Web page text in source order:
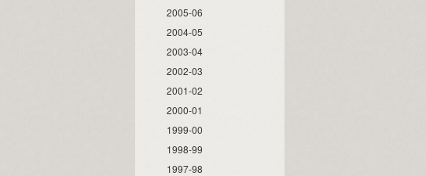
2005-06
2004-05
2003-04
2002-03
2001-02
2000-01
1999-00
1998-99
1997-98